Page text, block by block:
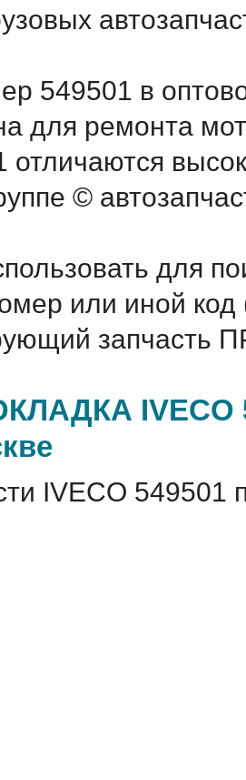
549501 в
для ремонта
отличаются
©
для
или иной код
запчасть
IVECO
IVECO